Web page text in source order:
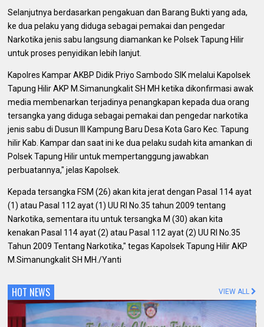
Selanjutnya berdasarkan pengakuan dan Barang Bukti yang ada,
ke dua pelaku yang diduga sebagai pemakai dan pengedar
Narkotika jenis sabu langsung diamankan ke Polsek Tapung Hilir
untuk proses penyidikan lebih lanjut.
Kapolres Kampar AKBP Didik Priyo Sambodo SIK melalui Kapolsek
Tapung Hilir AKP M.Simanungkalit SH MH ketika dikonfirmasi awak
media membenarkan terjadinya penangkapan kepada dua orang
tersangka yang diduga sebagai pemakai dan pengedar narkotika
jenis sabu di Dusun III Kampung Baru Desa Kota Garo Kec. Tapung
hilir Kab. Kampar dan saat ini ke dua pelaku sudah kita amankan di
Polsek Tapung Hilir untuk mempertanggung jawabkan
perbuatannya," jelas Kapolsek.
Kepada tersangka FSM (26) akan kita jerat dengan Pasal 114 ayat
(1) atau Pasal 112 ayat (1) UU RI No.35 tahun 2009 tentang
Narkotika, sementara itu untuk tersangka M (30) akan kita
kenakan Pasal 114 ayat (2) atau Pasal 112 ayat (2) UU RI No.35
Tahun 2009 Tentang Narkotika," tegas Kapolsek Tapung Hilir AKP
M.Simanungkalit SH MH./Yanti
HOT NEWS VIEW ALL